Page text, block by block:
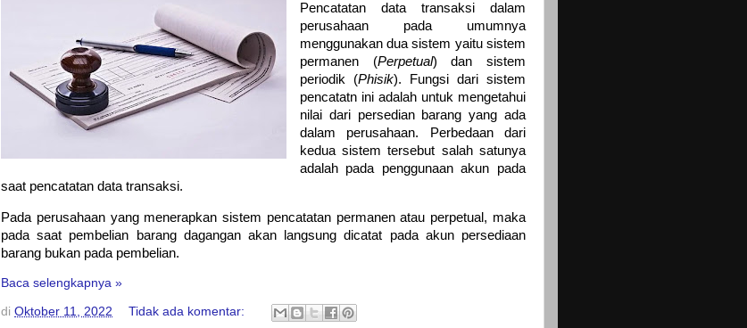
Pencatatan data transaksi dalam
perusahaan pada umumnya
menggunakan dua sistem yaitu sistem
permanen (Perpetual) dan sistem
periodik (Phisik). Fungsi dari sistem
pencatatn ini adalah untuk mengetahui
nilai dari persedian barang yang ada
dalam perusahaan. Perbedaan dari
kedua sistem tersebut salah satunya
adalah pada penggunaan akun pada
saat pencatatan data transaksi.
Pada perusahaan yang menerapkan sistem pencatatan permanen atau perpetual, maka
pada saat pembelian barang dagangan akan langsung dicatat pada akun persediaan
barang bukan pada pembelian.
Baca selengkapnya »
di Oktober 11, 2022
Tidak ada komentar: